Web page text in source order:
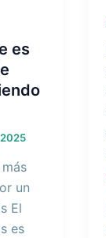
es
un
El
es